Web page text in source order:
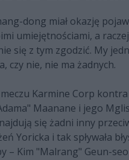
dong miał okazję
umiejętnościami, a
się z tym zgodzić. My
czy nie, nie ma żadnych.
Karmine Corp
Maanane i jego
się żadni inny
Yoricka i tak spływała
– Kim "Malrang" Geun-